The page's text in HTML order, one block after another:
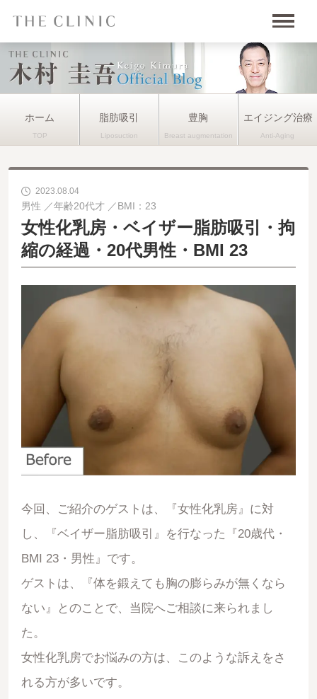
ホーム 脂肪吸引 豊胸 エイジング治療
2023.08.04
男性 年齢20代才 BMI：23
女性化乳房・ベイザー脂肪吸引・拘
縮の経過・20代男性・BMI 23
今回、ご紹介のゲストは、『女性化乳房』に対
し、『ベイザー脂肪吸引』を行なった『20歳代・
BMI 23・男性』です。
ゲストは、『体を鍛えても胸の膨らみが無くなら
ない』とのことで、当院へご相談に来られまし
た。
女性化乳房でお悩みの方は、このような訴えをさ
れる方が多いです。